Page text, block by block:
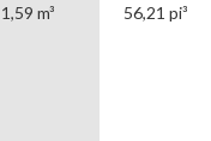
1,59 m³ 56,21 pi³